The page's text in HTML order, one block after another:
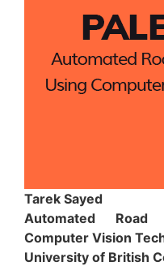
Tarek Sayed
Automated
Computer Vision
University of British